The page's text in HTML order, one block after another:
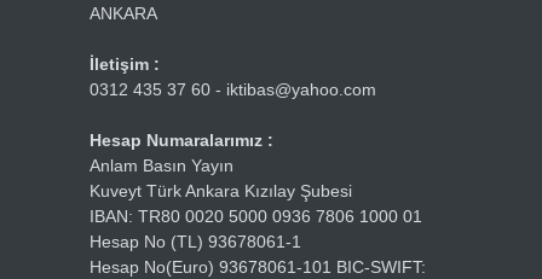
ANKARA
İletişim :
0312 435 37 60 - iktibas@yahoo.com
Hesap Numaralarımız :
Anlam Basın Yayın
Kuveyt Türk Ankara Kızılay Şubesi
IBAN: TR80 0020 5000 0936 7806 1000 01
Hesap No (TL) 93678061-1
Hesap No(Euro) 93678061-101 BIC-SWIFT: